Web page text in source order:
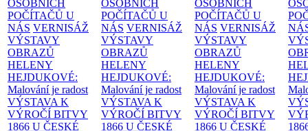
OSOBNÍCH
POČÍTAČŮ U
NÁS VERNISÁŽ
VÝSTAVY
OBRAZŮ
HELENY
HEJDUKOVÉ:
Malování je radost
VÝSTAVA K
VÝROČÍ BITVY
1866 U ČESKÉ
OSOBNÍCH
POČÍTAČŮ U
NÁS VERNISÁŽ
VÝSTAVY
OBRAZŮ
HELENY
HEJDUKOVÉ:
Malování je radost
VÝSTAVA K
VÝROČÍ BITVY
1866 U ČESKÉ
OSOBNÍCH
POČÍTAČŮ U
NÁS VERNISÁŽ
VÝSTAVY
OBRAZŮ
HELENY
HEJDUKOVÉ:
Malování je radost
VÝSTAVA K
VÝROČÍ BITVY
1866 U ČESKÉ